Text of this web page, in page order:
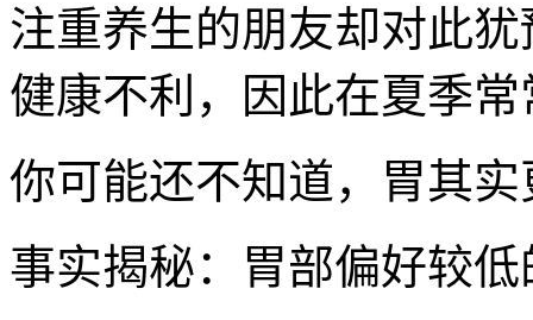
注重养生的朋友却对此
健康不利，因此在夏季
你可能还不知道，胃其
事实揭秘：胃部偏好较